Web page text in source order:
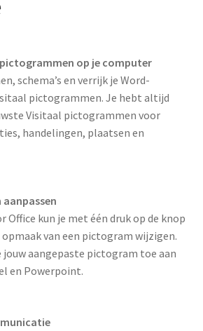
pictogrammen op je computer
schema’s en verrijk je Word-
pictogrammen. Je hebt altijd
Visitaal pictogrammen voor
handelingen, plaatsen en
Office kun je met één druk op de knop
van een pictogram wijzigen.
aangepaste pictogram toe aan
en Powerpoint.